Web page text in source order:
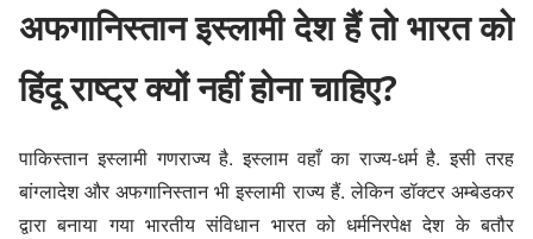
अफगानिस्तान इस्लामी देश हैं तो भारत को
हिंदू राष्ट्र क्यों नहीं होना चाहिए?
पाकिस्तान इस्लामी गणराज्य है. इस्लाम वहाँ का राज्य-धर्म है. इसी तरह
बांग्लादेश और अफगानिस्तान भी इस्लामी राज्य हैं. लेकिन डॉक्टर अम्बेडकर
द्वारा बनाया गया भारतीय संविधान भारत को धर्मनिरपेक्ष देश के बतौर